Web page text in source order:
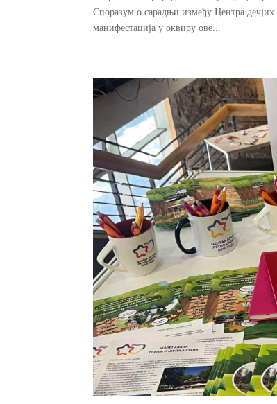
Споразум о сарадњи између Центра
манифестација у оквиру ове...